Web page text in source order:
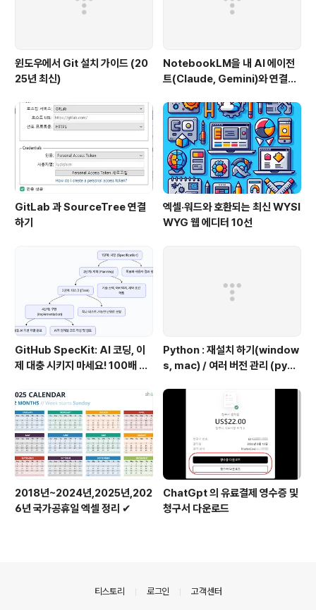
윈도우에서 Git 설치 가이드 (20
25년 최신)
NotebookLM을 내 AI 에이전
트(Claude, Gemini)와 연결하
GitLab 과 SourceTree 연결
하기
엑셀·워드와 호환되는 최신 WYSI
WYG 웹 에디터 10선
GitHub SpecKit: AI 코딩, 이
제 대충 시키지 마세요! 100배 똑
Python : 재설치 하기(window
s, mac) / 여러 버전 관리 (pyen
2018년~2024년,2025년,202
6년 국가공휴일 엑셀 정리 ✔
ChatGpt 의 유료결제 영수증 및
청구서 다운로드
티스토리 로그인 고객센터